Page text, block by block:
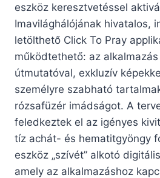
eszköz keresztvetéssel
Imavilághálójának hivatalos,
letölthető Click To Pray
működtethető: az
útmutatóval, exkluzív
személyre szabható
rózsafüzér imádságot. A
feledkeztek el az igényes
tíz achát- és hematitgyöngy
eszköz „szívét” alkotó
amely az alkalmazáshoz